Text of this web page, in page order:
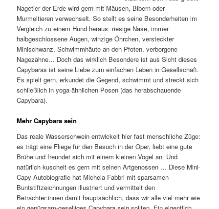
Nagetier der Erde wird gern mit Mäusen, Bibern oder
Murmeltieren verwechselt. So stellt es seine Besonderheiten im
Vergleich zu einem Hund heraus: riesige Nase, immer
halbgeschlossene Augen, winzige Öhrchen, versteckter
Minischwanz, Schwimmhäute an den Pfoten, verborgene
Nagezähne… Doch das wirklich Besondere ist aus Sicht dieses
Capybaras ist seine Liebe zum einfachen Leben in Gesellschaft.
Es spielt gern, erkundet die Gegend, schwimmt und streckt sich
schließlich in yoga-ähnlichen Posen (das herabschauende
Capybara).
Mehr Capybara sein
Das reale Wasserschwein entwickelt hier fast menschliche Züge:
es trägt eine Fliege für den Besuch in der Oper, liebt eine gute
Brühe und freundet sich mit einem kleinen Vogel an. Und
natürlich kuschelt es gern mit seinen Artgenossen … Diese Mini-
Capy-Autobiografie hat Michela Fabbri mit sparsamen
Buntstiftzeichnungen illustriert und vermittelt den
Betrachter:innen damit hauptsächlich, dass wir alle viel mehr wie